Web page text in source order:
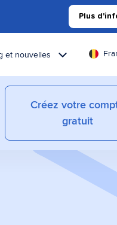
Plus
et nouvelles
Créez votre
gratuit